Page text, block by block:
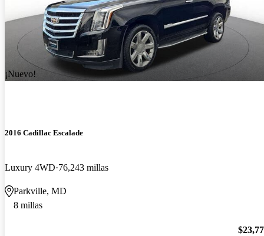
¡Nuevo!
2016 Cadillac Escalade
Luxury 4WD 76,243 millas
Parkville, MD
8 millas